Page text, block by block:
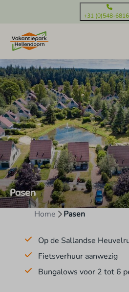
+31 (0)548-
Pasen
Home Pasen
Op de Sallandse
Fietsverhuur aanwezig
Bungalows voor 2 tot 6